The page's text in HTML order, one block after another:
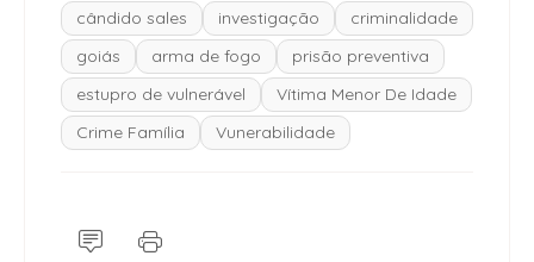
cândido sales
investigação
criminalidade
goiás
arma de fogo
prisão preventiva
estupro de vulnerável
Vítima Menor De Idade
Crime Família
Vunerabilidade